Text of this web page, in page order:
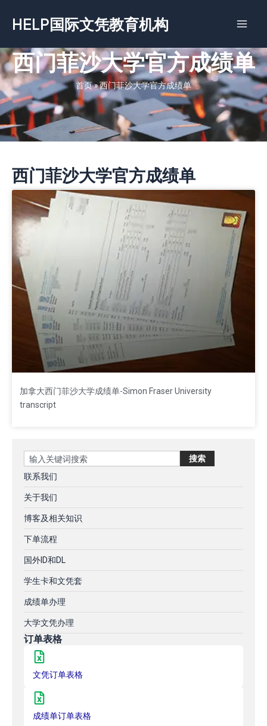
容
HELP国际文凭教育机构
西门菲沙大学官方成绩单
首页»西门菲沙大学官方成绩单
西门菲沙大学官方成绩单
加拿大西门菲沙大学成绩单-Simon Fraser University
transcript
Search 搜索
联系我们
关于我们
博客及相关知识
下单流程
国外ID和DL
学生卡和文凭套
成绩单办理
大学文凭办理
订单表格
文凭订单表格
成绩单订单表格